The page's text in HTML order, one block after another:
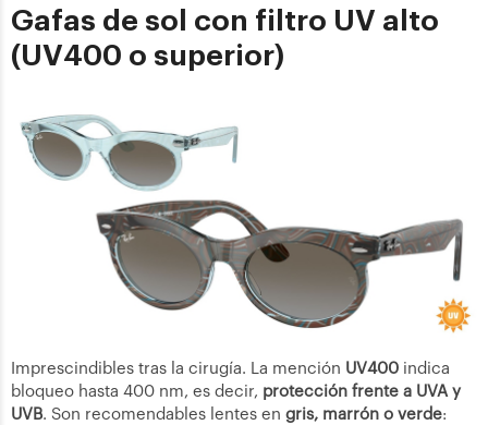
Gafas de sol con filtro UV alto
(UV400 o superior)
Imprescindibles tras la cirugía. La mención UV400 indica
bloqueo hasta 400 nm, es decir, protección frente a UVA y
UVB. Son recomendables lentes en gris, marrón o verde: